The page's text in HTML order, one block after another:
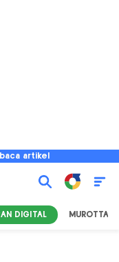
artikel
DIGITAL MUROTTAL